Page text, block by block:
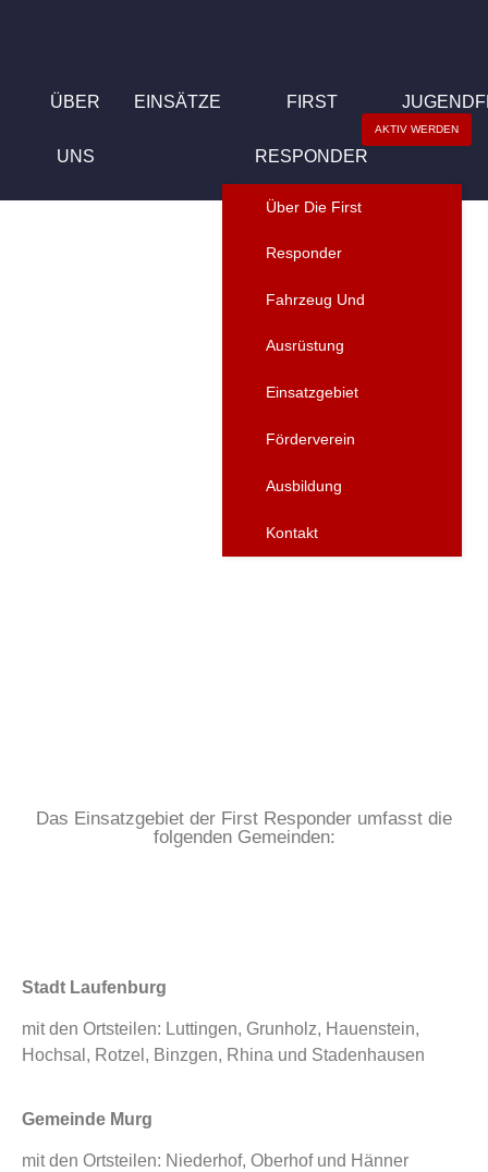
ÜBER
UNS
EINSÄTZE FIRST
RESPONDER
Über Die First
Responder
Fahrzeug Und
Ausrüstung
Einsatzgebiet
Förderverein
Ausbildung
Kontakt
AKTIV WERDEN
Das Einsatzgebiet der First Responder umfasst die
folgenden Gemeinden:
Stadt Laufenburg
mit den Ortsteilen: Luttingen, Grunholz, Hauenstein,
Hochsal, Rotzel, Binzgen, Rhina und Stadenhausen
Gemeinde Murg
mit den Ortsteilen: Niederhof, Oberhof und Hänner